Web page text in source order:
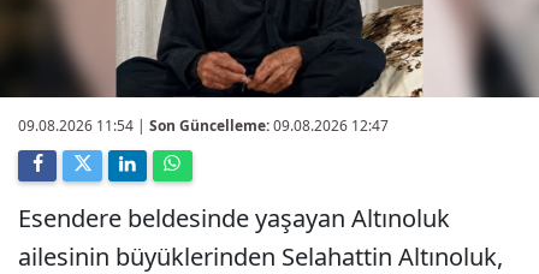
09.08.2026 11:54 | Son Güncelleme:09.08.2026 12:47
Esendere beldesinde yaşayan Altınoluk
ailesinin büyüklerinden Selahattin Altınoluk,